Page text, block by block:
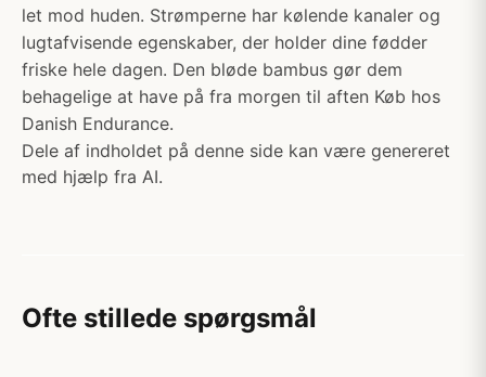
let mod huden. Strømperne har kølende kanaler og
lugtafvisende egenskaber, der holder dine fødder
friske hele dagen. Den bløde bambus gør dem
behagelige at have på fra morgen til aften Køb hos
Danish Endurance.
Dele af indholdet på denne side kan være genereret
med hjælp fra AI.
Ofte stillede spørgsmål